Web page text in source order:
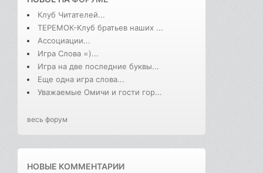
Клуб Читателей...
ТЕРЕМОК-Клуб братьев наших ...
Ассоциации...
Игра Слова =)...
Игра на две последние буквы...
Еще одна игра слова...
Уважаемые Омичи и гости гор...
весь форум
НОВЫЕ КОММЕНТАРИИ